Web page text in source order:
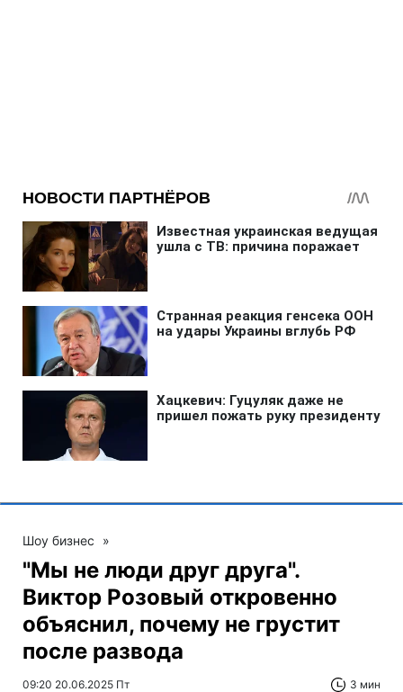
Шоу бизнес »
"Мы не люди друг друга".
Виктор Розовый откровенно
объяснил, почему не грустит
после развода
09:20 20.06.2025 Пт 3 мин